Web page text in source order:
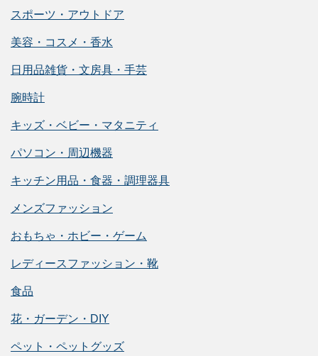
スポーツ・アウトドア
美容・コスメ・香水
日用品雑貨・文房具・手芸
腕時計
キッズ・ベビー・マタニティ
パソコン・周辺機器
キッチン用品・食器・調理器具
メンズファッション
おもちゃ・ホビー・ゲーム
レディースファッション・靴
食品
花・ガーデン・DIY
ペット・ペットグッズ